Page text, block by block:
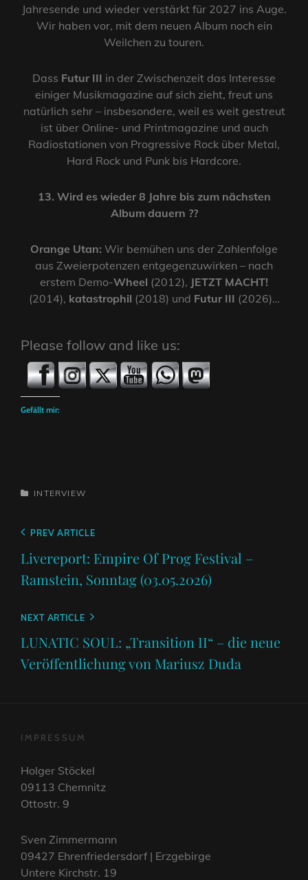
Jahresende und wieder verstärkt für 2027 ins Auge.
Wir haben vor, mit dem neuen Album noch ein
Weilchen zu touren.
Dass Futur III in der Zwischenzeit das Interesse
einiger Musikmagazine auf sich zieht, freut uns
natürlich sehr – insbesondere, weil es weit gestreut
ist über Online- und Printmagazine und auch
Radiostationen von Progressive Rock über Metal,
Hard Rock und Punk bis Hardcore.
13. Wird es wieder 8 Jahre bis zum nächsten
Album dauern ??
Orange Utan: Wir bemühen uns der Zahlenfolge
aus Zweierpotenzen entgegenzuwirken – nach
erstem Demo-Wheel (2012), JETZT MACHT!
(2014), katastrophil (2018) und Futur III (2026)…
Please follow and like us:
Gefällt mir:
CATEGORIES
INTERVIEW
Beitragsnavigation
Previous
Post
PREV ARTICLE
Livereport: Empire Of Prog Festival –
Ramstein, Sonntag (03.05.2026)
Next
NEXT ARTICLE
LUNATIC SOUL: „Transition II“ – die neue
Veröffentlichung von Mariusz Duda
IMPRESSUM
Holger Stöckel
09113 Chemnitz
Ottostr. 9
Sven Zimmermann
09427 Ehrenfriedersdorf | Erzgebirge
Untere Kirchstr. 19